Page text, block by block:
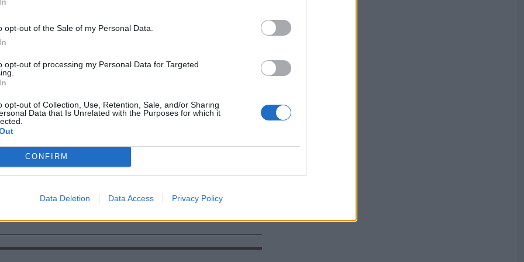
opt-out of the Sale of my Personal Data.
opt-out of processing my Personal Data for Targeted
opt-out of Collection, Use, Retention, Sale, and/or Sharing
Data that Is Unrelated with the Purposes for which it
CONFIRM
Data Deletion Data Access Privacy Policy
évvel ezelőtti tragédiának állítunk
elmentek, és tisztelegve azok előtt, akik